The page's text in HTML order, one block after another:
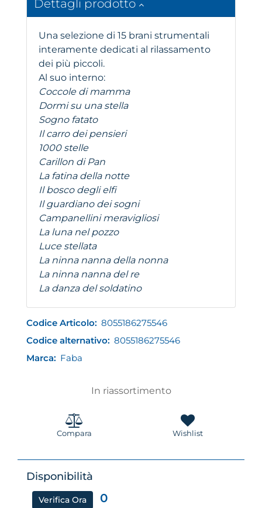
Dettagli prodotto
Una selezione di 15 brani strumentali
interamente dedicati al rilassamento
dei più piccoli.
Al suo interno:
Coccole di mamma
Dormi su una stella
Sogno fatato
Il carro dei pensieri
1000 stelle
Carillon di Pan
La fatina della notte
Il bosco degli elfi
Il guardiano dei sogni
Campanellini meravigliosi
La luna nel pozzo
Luce stellata
La ninna nanna della nonna
La ninna nanna del re
La danza del soldatino
Codice Articolo: 8055186275546
Codice alternativo: 8055186275546
Marca: Faba
In riassortimento
Compara Wishlist
Disponibilità
Verifica Ora 0